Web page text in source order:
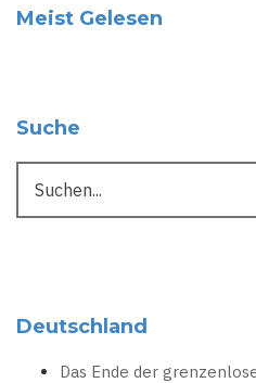
Meist Gelesen
Suche
Deutschland
Das Ende der